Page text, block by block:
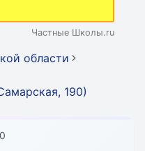
Частные Школы.ru
области
190)